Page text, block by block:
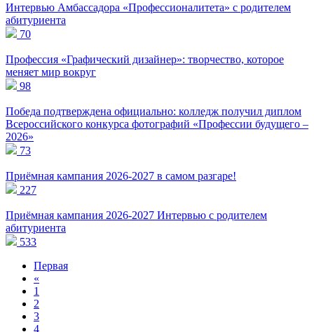
Интервью Амбассадора «Профессионалитета» с родителем
абитуриента
70
Профессия «Графический дизайнер»: творчество, которое
меняет мир вокруг
98
Победа подтверждена официально: колледж получил диплом
Всероссийского конкурса фотографий «Профессии будущего –
2026»
73
Приёмная кампания 2026-2027 в самом разгаре!
227
Приёмная кампания 2026-2027 Интервью с родителем
абитуриента
533
Первая
«
1
2
3
4